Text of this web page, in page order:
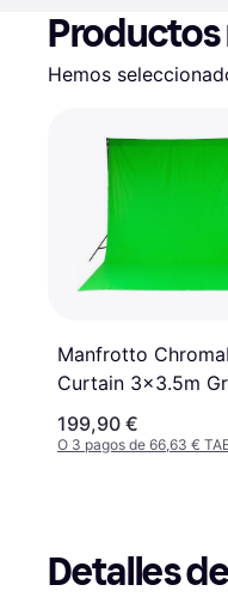
Hemos
Manfrotto
Curtain 3x3.5m
199,90 €
O 3 pagos de 66,63 €
Detalles